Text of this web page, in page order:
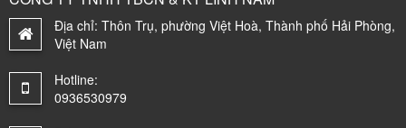
Địa chỉ: Thôn Trụ, phường Việt Hoà, Thành phố Hải Phòng,
Việt Nam
Hotline:
0936530979